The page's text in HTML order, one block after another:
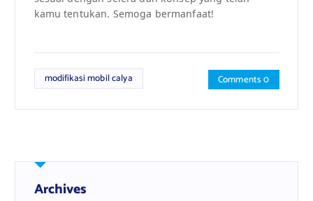
kamu tentukan. Semoga bermanfaat!
modifikasi mobil calya Comments 0
Archives